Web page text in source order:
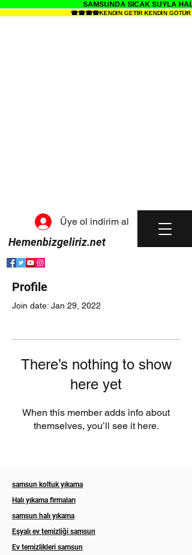
SAMSUNDA SICAK SUYLA
☎☎☎☎KENDİN GETİR KENDİN GÖTÜR
Hemenbizgeliriz.net
Üye ol indirim al
Profile
Join date: Jan 29, 2022
There’s nothing to show
here yet
When this member adds info about
themselves, you’ll see it here.
samsun koltuk yıkama
Halı yıkama firmaları
samsun halı yıkama
Eşyalı ev temizliği samsun
Ev temizlikleri samsun